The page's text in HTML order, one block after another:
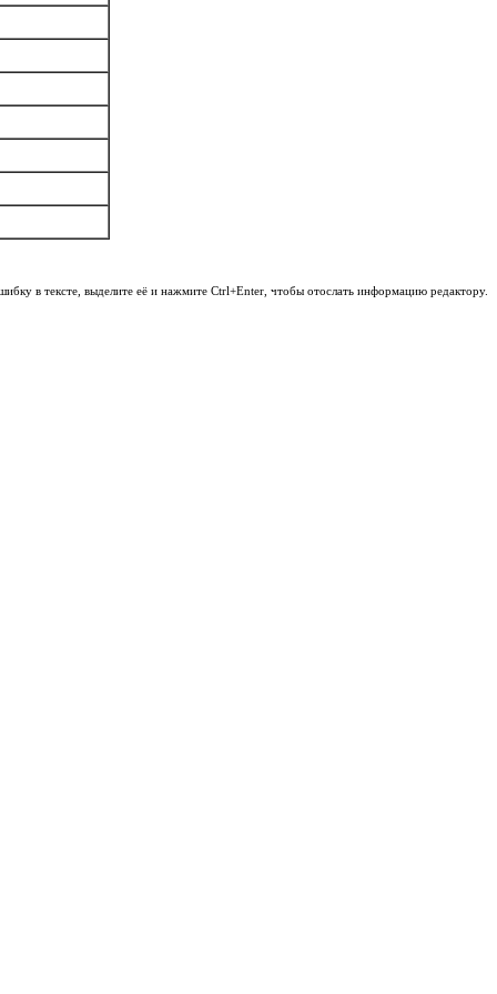
в тексте, выделите её и нажмите Ctrl+Enter, чтобы отослать информацию редактору.